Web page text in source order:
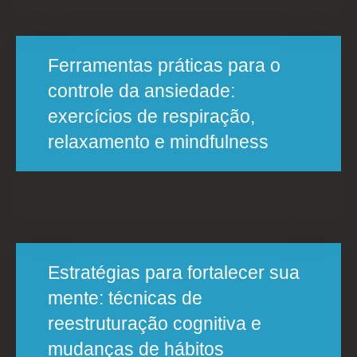
Ferramentas práticas para o
controle da ansiedade:
exercícios de respiração,
relaxamento e mindfulness
Estratégias para fortalecer sua
mente: técnicas de
reestruturação cognitiva e
mudanças de hábitos